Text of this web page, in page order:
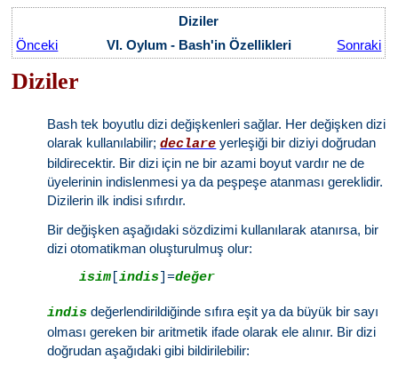
Diziler
Önceki
VI. Oylum - Bash'in Özellikleri Sonraki
Diziler
Bash tek boyutlu dizi değişkenleri sağlar. Her değişken dizi
olarak kullanılabilir;declare yerleşiği bir diziyi doğrudan
bildirecektir. Bir dizi için ne bir azami boyut vardır ne de
üyelerinin indislenmesi ya da peşpeşe atanması gereklidir.
Dizilerin ilk indisi sıfırdır.
Bir değişken aşağıdaki sözdizimi kullanılarak atanırsa, bir
dizi otomatikman oluşturulmuş olur:
isim [indis ]=değer
indis değerlendirildiğinde sıfıra eşit ya da büyük bir sayı
olması gereken bir aritmetik ifade olarak ele alınır. Bir dizi
doğrudan aşağıdaki gibi bildirilebilir: